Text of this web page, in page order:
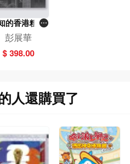
的香港粗獷
築——細節與
美學
彭展華
$ 398.00
人還購買了